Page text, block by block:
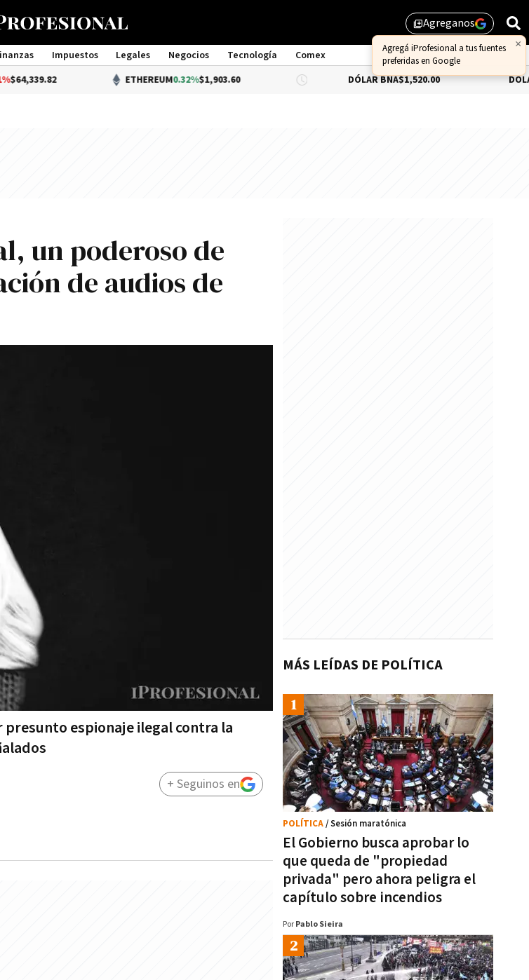
library_addAgreganos
×
Agregá iProfesional a tus fuentes
preferidas en Google
Impuestos Legales Negocios Tecnología
Comex
Management
ETHEREUM0.32%$1,903.60 DÓLAR BNA$1,520.00 DÓLAR BLUE-
un poderoso de
de audios de
espionaje ilegal contra la
+ Seguinos en
MÁS LEÍDAS DE POLÍTICA
El Gobierno busca aprobar lo
que queda de "propiedad
privada" pero ahora peligra el
capítulo sobre incendios
POLÍTICA/ Sesión maratónica
Por Pablo Sieira